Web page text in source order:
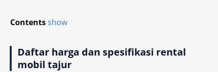
Contentsshow
Daftar harga dan spesifikasi rental
mobil tajur